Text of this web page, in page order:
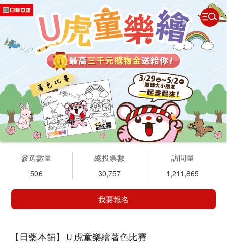
參選數量
506
總投票數
30,757
訪問量
1,211,865
我要報名
【日藥本舖】Ｕ虎童樂繪著色比賽